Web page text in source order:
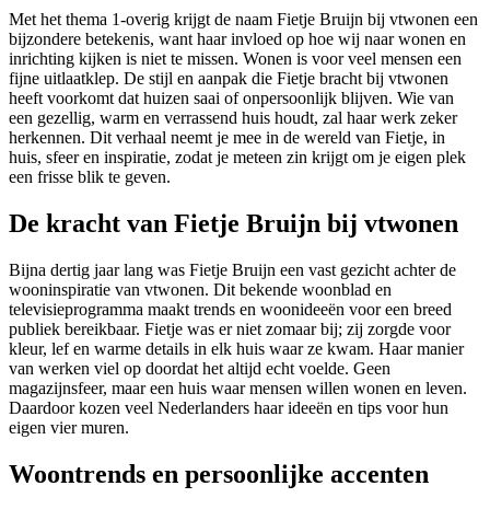
Met het thema 1-overig krijgt de naam Fietje Bruijn bij vtwonen een
bijzondere betekenis, want haar invloed op hoe wij naar wonen en
inrichting kijken is niet te missen. Wonen is voor veel mensen een
fijne uitlaatklep. De stijl en aanpak die Fietje bracht bij vtwonen
heeft voorkomt dat huizen saai of onpersoonlijk blijven. Wie van
een gezellig, warm en verrassend huis houdt, zal haar werk zeker
herkennen. Dit verhaal neemt je mee in de wereld van Fietje, in
huis, sfeer en inspiratie, zodat je meteen zin krijgt om je eigen plek
een frisse blik te geven.
De kracht van Fietje Bruijn bij vtwonen
Bijna dertig jaar lang was Fietje Bruijn een vast gezicht achter de
wooninspiratie van vtwonen. Dit bekende woonblad en
televisieprogramma maakt trends en woonideeën voor een breed
publiek bereikbaar. Fietje was er niet zomaar bij; zij zorgde voor
kleur, lef en warme details in elk huis waar ze kwam. Haar manier
van werken viel op doordat het altijd echt voelde. Geen
magazijnsfeer, maar een huis waar mensen willen wonen en leven.
Daardoor kozen veel Nederlanders haar ideeën en tips voor hun
eigen vier muren.
Woontrends en persoonlijke accenten